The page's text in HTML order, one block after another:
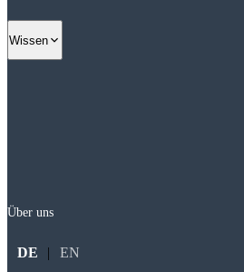
Wissen
Über uns
DE |
EN